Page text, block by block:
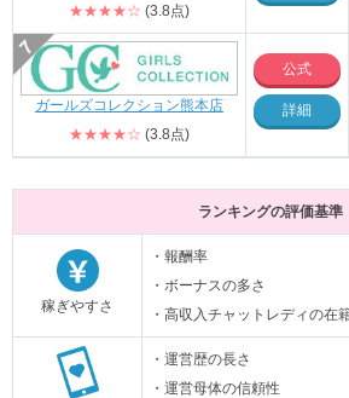
★★★★☆ (3.8点)
ガールズコレクション熊本店
★★★★☆ (3.8点)
公式
詳細
ランキングの評価基準
稼ぎやすさ
・報酬率
・ボーナスの多さ
・高収入チャットレディの在
・運営歴の長さ
・運営母体の信頼性